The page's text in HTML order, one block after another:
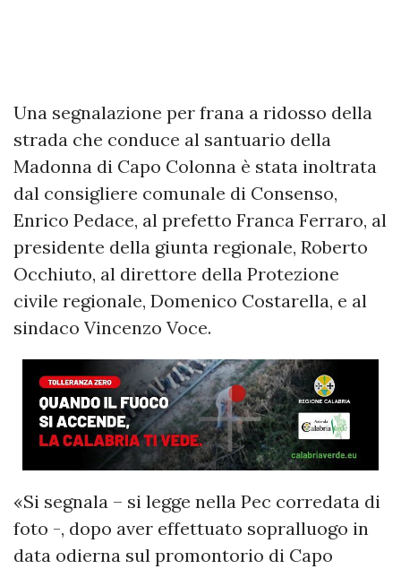
Una segnalazione per frana a ridosso della
strada che conduce al santuario della
Madonna di Capo Colonna è stata inoltrata
dal consigliere comunale di Consenso,
Enrico Pedace, al prefetto Franca Ferraro, al
presidente della giunta regionale, Roberto
Occhiuto, al direttore della Protezione
civile regionale, Domenico Costarella, e al
sindaco Vincenzo Voce.
«Si segnala – si legge nella Pec corredata di
foto -, dopo aver effettuato sopralluogo in
data odierna sul promontorio di Capo